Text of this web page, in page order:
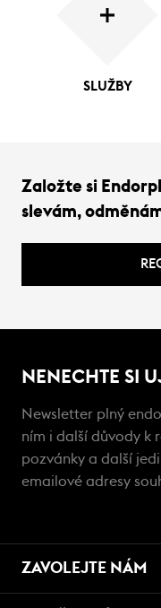
SLUŽBY
Založte si
slevám,
NENECHTE SI
Newsletter plný
ním i další důvody k
pozvánky a další
emailové adresy
ZAVOLEJTE NÁM